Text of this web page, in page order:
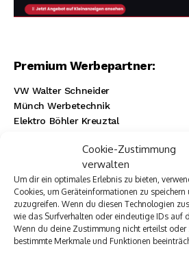
Cookie-Zustimmung
verwalten
Um dir ein optimales Erlebnis zu bieten,
Cookies, um Geräteinformationen zu
zuzugreifen. Wenn du diesen Technologien
wie das Surfverhalten oder eindeutige IDs auf
Wenn du deine Zustimmung nicht erteilst oder
bestimmte Merkmale und Funktionen
Premium Werbepartner:
VW Walter Schneider
Münch Werbetechnik
Elektro Böhler Kreuztal
Baustoff Hoffmann
Autovermietung im Siegerland
TUI Reisecenter Kreuztal
Regionale Online Werbung
Autohaus Menn
Ristorante La Calabria